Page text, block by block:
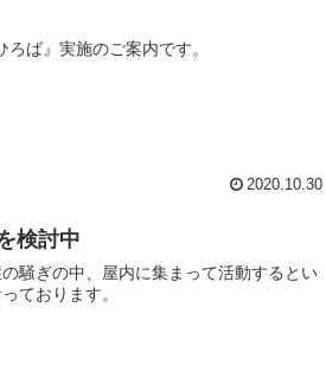
ば』実施のご案内です。
2020.10.30
検討中
騒ぎの中、屋内に集まって活動するとい
ております。